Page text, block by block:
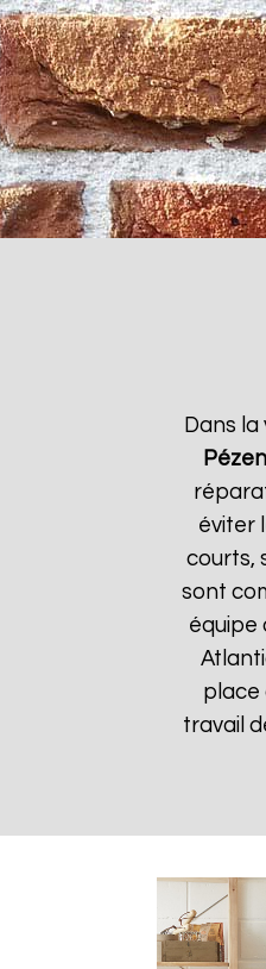
Dans la
éviter
courts,
sont
équipe
place
travail